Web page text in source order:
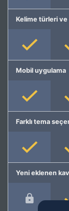
Kelime türleri ve
Mobil uygulama
Farklı tema
Yeni eklenen